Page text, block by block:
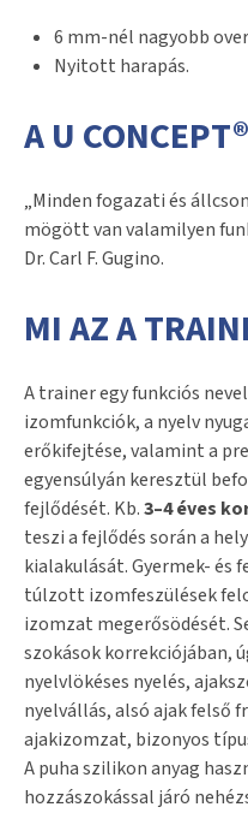
6 mm-nél nagyobb
Nyitott harapás.
A U
„Minden fogazati és
mögött van valamilyen
Dr. Carl F. Gugino.
MI AZ A
A trainer egy funkciós
izomfunkciók, a nyelv
erőkifejtése, valamint a
egyensúlyán keresztül
fejlődését. Kb.3–4 éves
teszi a fejlődés során a
kialakulását. Gyermek-
túlzott izomfeszülések
izomzat megerősödését.
szokások korrekciójában,
nyelvlökéses nyelés,
nyelvállás, alsó ajak felső
ajakizomzat, bizonyos
A puha szilikon anyag
hozzászokással járó